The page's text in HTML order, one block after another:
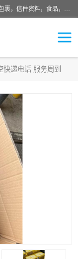
武汉本泰航空服务有限公司，专业服务航空托运普通包裹，信件资料，食品，服装，快消品等运输的专线空运，完善的网络服务确保为客户提供准确、*、安全的“门对门”服务，本着“诚信为本、精诚合作”的服务宗旨.“以安全运输为保障，以运价合理要求市场”的经营理念。武汉机场货运、武汉航空物流、武汉空运、武汉天河国际机场东方、南方、国际航空、机场空运业务覆盖国内二三线机场城市，如：武汉-敦煌、武汉-柳州等
快递电话 服务周到